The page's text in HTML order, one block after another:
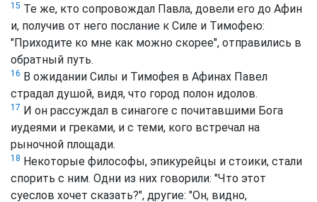
15 Те же, кто сопровождал Павла, довели его до Афин
и, получив от него послание к Силе и Тимофею:
"Приходите ко мне как можно скорее", отправились в
обратный путь.
16 В ожидании Силы и Тимофея в Афинах Павел
страдал душой, видя, что город полон идолов.
17 И он рассуждал в синагоге с почитавшими Бога
иудеями и греками, и с теми, кого встречал на
рыночной площади.
18 Некоторые философы, эпикурейцы и стоики, стали
спорить с ним. Одни из них говорили: "Что этот
суеслов хочет сказать?", другие: "Он, видно,